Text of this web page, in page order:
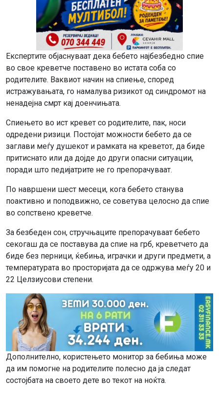
Експертите објаснуваат дека бебето најбезбедно спие
во свое креветче поставено во истата соба со
родителите. Ваквиот начин на спиење, според
истражувањата, го намалува ризикот од синдромот на
ненадејна смрт кај доенчињата.
Спиењето во ист кревет со родителите, пак, носи
одредени ризици. Постојат можности бебето да се
заглави меѓу душекот и рамката на креветот, да биде
притиснато или да дојде до други опасни ситуации,
поради што педијатрите не го препорачуваат.
По навршени шест месеци, кога бебето станува
поактивно и поподвижно, се советува целосно да спие
во сопствено креветче.
За безбеден сон, стручњаците препорачуваат бебето
секогаш да се поставува да спие на грб, креветчето да
биде без перници, ќебиња, играчки и други предмети, а
температурата во просторијата да се одржува меѓу 20 и
22 Целзиусови степени.
Дополнително, користењето монитор за бебиња може
да им помогне на родителите полесно да ја следат
состојбата на своето дете во текот на ноќта.